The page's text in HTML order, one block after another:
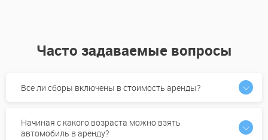
Часто задаваемые вопросы
Все ли сборы включены в стоимость аренды?
Начиная с какого возраста можно взять
автомобиль в аренду?